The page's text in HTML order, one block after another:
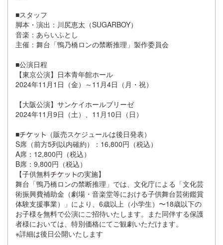
■スタッフ
脚本・演出：川尻恵太（SUGARBOY）
音楽：あらいふとし
主催：舞台「鴨乃橋ロンの禁断推理」製作委員会
■公演日程
【東京公演】日本青年館ホール
2024年11月1日（金）～11月4日（月・祝）
【大阪公演】サンケイホールブリーゼ
2024年11月9日（土）、11月10日（日）
■
（販売スケジュールは後日発表）
S席（前方5列以内確約）：16,800円（税込）
A席：12,800円（税込）
B席：9,800円（税込）
【子供無料
の実施】
舞台「鴨乃橋ロンの禁断推理」では、文化庁による「文化芸
術振興費補助金（劇場・音楽堂等における子供舞台芸術鑑賞
体験支援事業）」により、6歳以上（小学生）〜18歳以下の
お子様を無料で公演にご招待いたします。また同伴する保護
者様においては、特別価格にてご観劇いただけます。
※詳細は後日公開いたします